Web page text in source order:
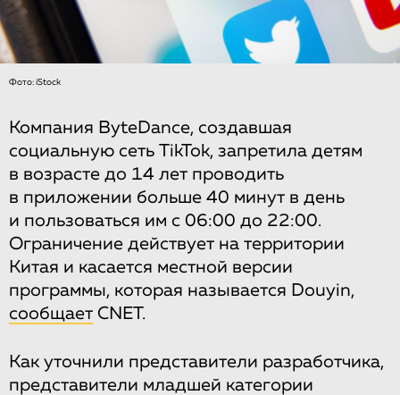
Фото: iStock
Компания ByteDance, создавшая
социальную сеть TikTok, запретила детям
в возрасте до 14 лет проводить
в приложении больше 40 минут в день
и пользоваться им с 06:00 до 22:00.
Ограничение действует на территории
Китая и касается местной версии
программы, которая называется Douyin,
сообщает CNET.
Как уточнили представители разработчика,
представители младшей категории